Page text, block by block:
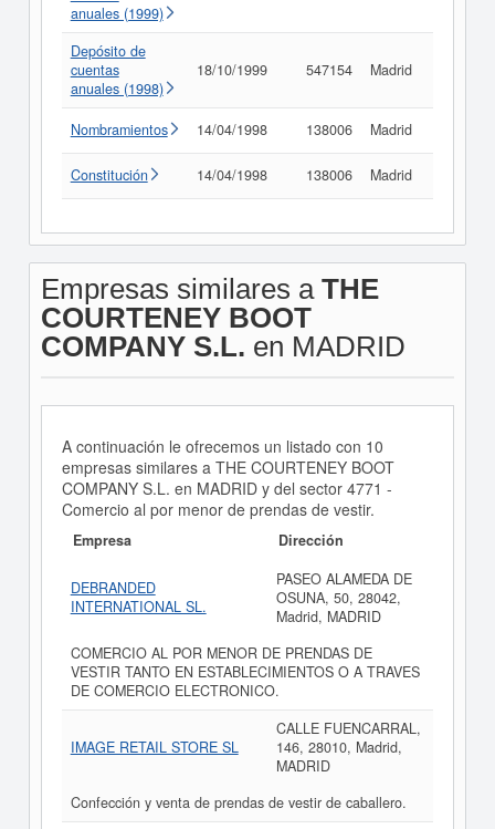
anuales (1999)
Depósito de
cuentas
anuales (1998)
18/10/1999 547154 Madrid
Nombramientos 14/04/1998 138006 Madrid
Constitución 14/04/1998 138006 Madrid
Empresas similares a THE
COURTENEY BOOT
COMPANY S.L. en MADRID
A continuación le ofrecemos un listado con 10
empresas similares a THE COURTENEY BOOT
COMPANY S.L. en MADRID y del sector 4771 -
Comercio al por menor de prendas de vestir.
Empresa Dirección
DEBRANDED
INTERNATIONAL SL.
PASEO ALAMEDA DE
OSUNA, 50, 28042,
Madrid, MADRID
COMERCIO AL POR MENOR DE PRENDAS DE
VESTIR TANTO EN ESTABLECIMIENTOS O A TRAVES
DE COMERCIO ELECTRONICO.
IMAGE RETAIL STORE SL
CALLE FUENCARRAL,
146, 28010, Madrid,
MADRID
Confección y venta de prendas de vestir de caballero.